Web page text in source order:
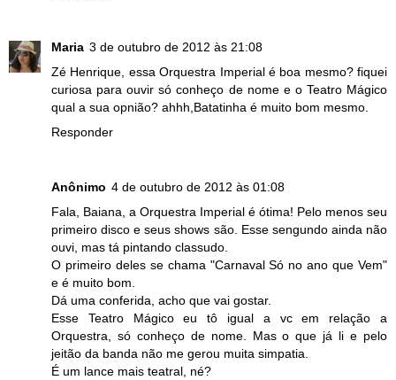
Maria 3 de outubro de 2012 às 21:08
Zé Henrique, essa Orquestra Imperial é boa mesmo? fiquei
curiosa para ouvir só conheço de nome e o Teatro Mágico
qual a sua opnião? ahhh,Batatinha é muito bom mesmo.
Responder
Anônimo 4 de outubro de 2012 às 01:08
Fala, Baiana, a Orquestra Imperial é ótima! Pelo menos seu
primeiro disco e seus shows são. Esse sengundo ainda não
ouvi, mas tá pintando classudo.
O primeiro deles se chama "Carnaval Só no ano que Vem"
e é muito bom.
Dá uma conferida, acho que vai gostar.
Esse Teatro Mágico eu tô igual a vc em relação a
Orquestra, só conheço de nome. Mas o que já li e pelo
jeitão da banda não me gerou muita simpatia.
É um lance mais teatral, né?